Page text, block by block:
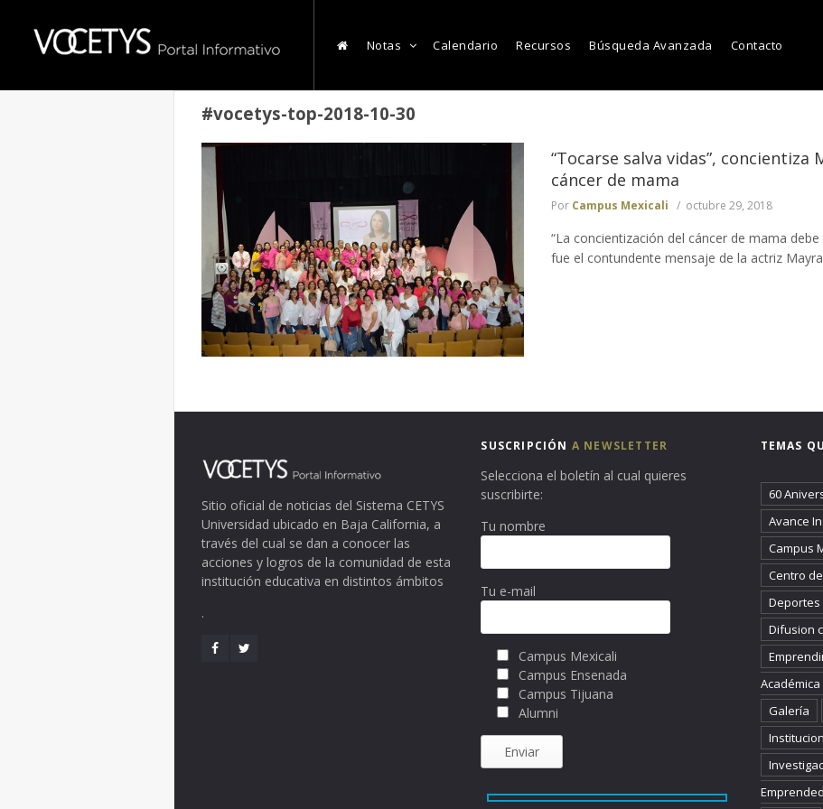
Notas Calendario Recursos Búsqueda Avanzada Contacto
#vocetys-top-2018-10-30
“Tocarse salva vidas”, concientiza
cáncer de mama
Por Campus Mexicali octubre 29, 2018
“La concientización del cáncer de mama
fue el contundente mensaje de la actriz Mayra
Sitio oficial de noticias del Sistema CETYS
Universidad ubicado en Baja California, a
través del cual se dan a conocer las
acciones y logros de la comunidad de esta
institución educativa en distintos ámbitos
.
SUSCRIPCIÓN A NEWSLETTER
Selecciona el boletín al cual quieres
suscribirte:
Tu nombre
Tu e-mail
Campus Mexicali
Campus Ensenada
Campus Tijuana
Alumni
TEMAS
60
Avance
Campus
Centro
Deportes
Difusion
Académica
Galería